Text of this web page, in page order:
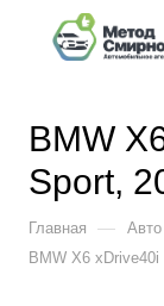
BMW
Sport,
Главная —
BMW X6